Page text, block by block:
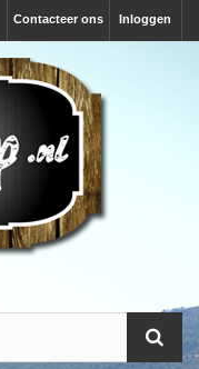
Inloggen
Contacteer ons